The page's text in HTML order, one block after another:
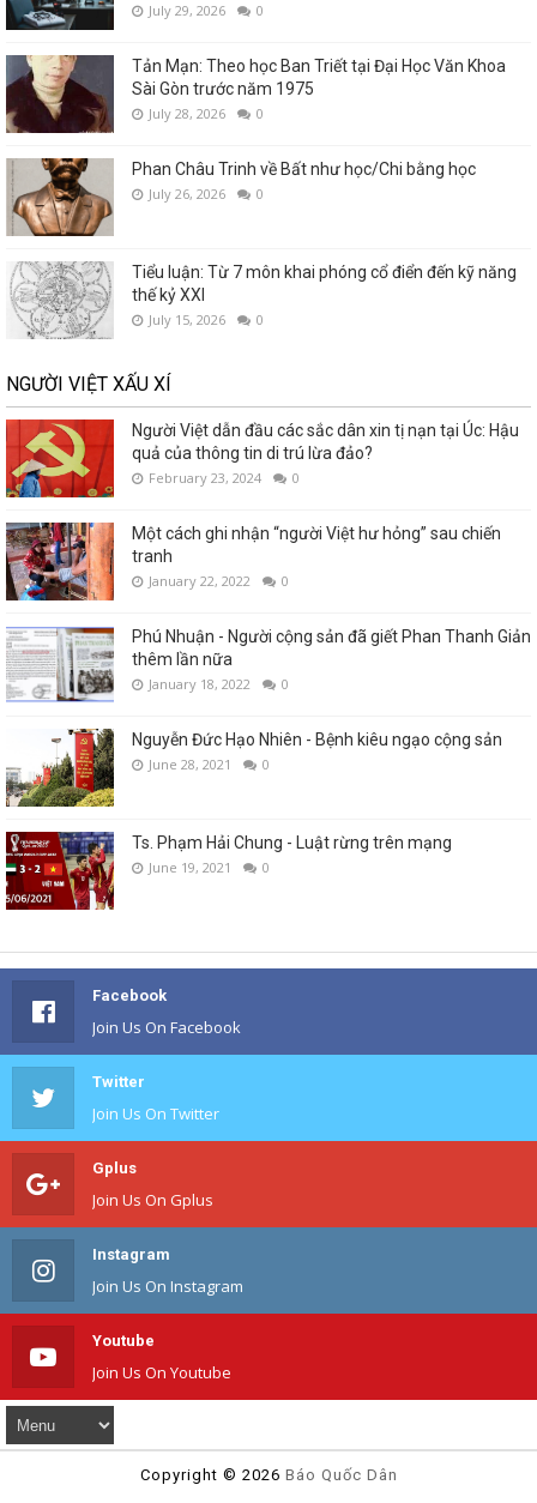
July 29, 2026 0
Tản Mạn: Theo học Ban Triết tại Đại Học Văn Khoa
Sài Gòn trước năm 1975
July 28, 2026 0
Phan Châu Trinh về Bất như học/Chi bằng học
July 26, 2026 0
Tiểu luận: Từ 7 môn khai phóng cổ điển đến kỹ năng
thế kỷ XXI
July 15, 2026 0
NGƯỜI VIỆT XẤU XÍ
Người Việt dẫn đầu các sắc dân xin tị nạn tại Úc: Hậu
quả của thông tin di trú lừa đảo?
February 23, 2024 0
Một cách ghi nhận “người Việt hư hỏng” sau chiến
tranh
January 22, 2022 0
Phú Nhuận - Người cộng sản đã giết Phan Thanh Giản
thêm lần nữa
January 18, 2022 0
Nguyễn Đức Hạo Nhiên - Bệnh kiêu ngạo cộng sản
June 28, 2021 0
Ts. Phạm Hải Chung - Luật rừng trên mạng
June 19, 2021 0
Facebook
Join Us On Facebook
Twitter
Join Us On Twitter
Gplus
Join Us On Gplus
Instagram
Join Us On Instagram
Youtube
Join Us On Youtube
Copyright © 2026 Báo Quốc Dân